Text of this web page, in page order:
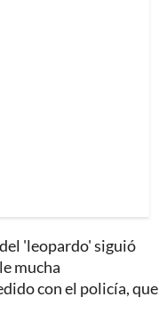
'leopardo' siguió
mucha
con el policía, que